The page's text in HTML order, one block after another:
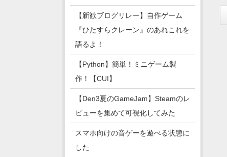
【新歓ブログリレー】自作ゲーム
『ひたすらクレーン』のあれこれを
語るよ！
【Python】簡単！ミニゲーム製
作！【CUI】
【Den3夏のGameJam】Steamのレ
ビューを集めて可視化してみた
スマホ向けの音ゲーを遊べる状態に
した